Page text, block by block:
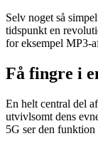
Selv noget så
tidspunkt en
for eksempel MP3-
Få fingre i
En helt central del
utvivlsomt dens
5G ser den